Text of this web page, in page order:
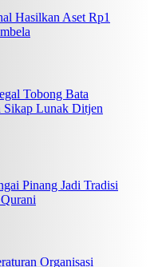
Hasilkan Aset Rp1
Tobong Bata
Sikap Lunak Ditjen
Pinang Jadi Tradisi
Organisasi